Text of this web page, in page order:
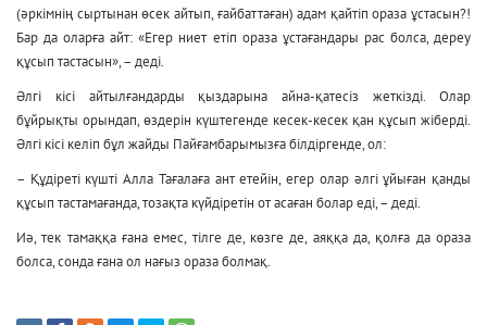
(әркімнің сыртынан өсек айтып, ғайбаттаған) адам қайтіп ораза ұстасын?!
Бар да оларға айт: «Егер ниет етіп ораза ұстағандары рас болса, дереу
құсып тастасын», – деді.
Әлгі кісі айтылғандарды қыздарына айна-қатесіз жеткізді. Олар
бұйрықты орындап, өздерін күштегенде кесек-кесек қан құсып жіберді.
Әлгі кісі келіп бұл жайды Пайғамбарымызға білдіргенде, ол:
– Құдіреті күшті Алла Тағалаға ант етейін, егер олар әлгі ұйыған қанды
құсып тастамағанда, тозақта күйдіретін от асаған болар еді, – деді.
Иә, тек тамаққа ғана емес, тілге де, көзге де, аяққа да, қолға да ораза
болса, сонда ғана ол нағыз ораза болмақ.